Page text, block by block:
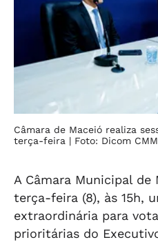
Câmara de Maceió realiza
terça-feira | Foto: Dicom CMM
A Câmara Municipal de
terça-feira (8), às 15h,
extraordinária para
prioritárias do